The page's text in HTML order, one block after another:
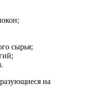
сырья;
на